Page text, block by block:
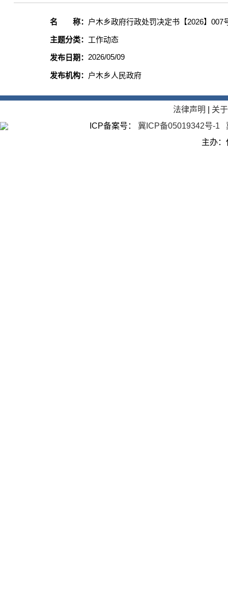
名 称： 户木乡政府行政处罚决定书【2026】007
主题分类： 工作动态
发布日期： 2026/05/09
发布机构： 户木乡人民政府
法律声明
关
ICP备案号：
冀ICP备05019342号-1
主办